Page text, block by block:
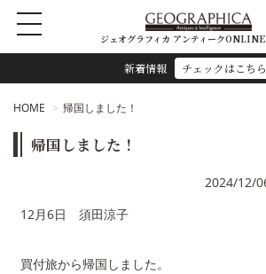
新着情報 チェックはこちら
ジェオグラフィカ アンティーク
HOME 帰国しました！
帰国しました！
2024/12/
12月6日 須田涼子
買付旅から帰国しました。